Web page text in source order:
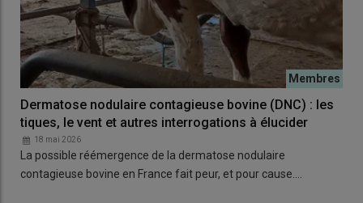
Dermatose nodulaire contagieuse bovine (DNC) : les
tiques, le vent et autres interrogations à élucider
18 mai 2026
La possible réémergence de la dermatose nodulaire
contagieuse bovine en France fait peur, et pour cause.…